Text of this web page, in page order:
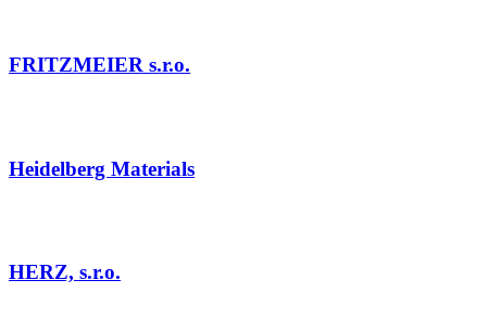
FRITZMEIER s.r.o.
Heidelberg Materials
HERZ, s.r.o.